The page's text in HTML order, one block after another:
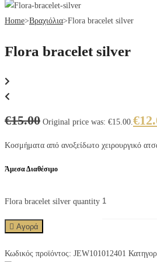
Home>Βραχιόλια>Flora bracelet silver
Flora bracelet silver
€15.00 Original price was: €15.00. €
Κοσμήματα από ανοξείδωτο χειρουργικό
Άμεσα Διαθέσιμο
Flora bracelet silver quantity
Αγορά
Κωδικός προϊόντος: JEW101012401